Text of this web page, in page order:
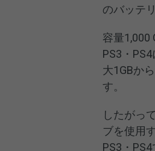
のバッテ
容量1,000
PS3・
大1GBか
す。
したがっ
ブを使用
PS3・PS4